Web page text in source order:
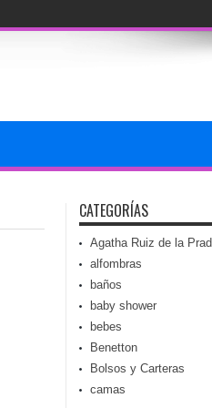
CATEGORÍAS
Agatha Ruiz de la
alfombras
baños
baby shower
bebes
Benetton
Bolsos y Carteras
camas